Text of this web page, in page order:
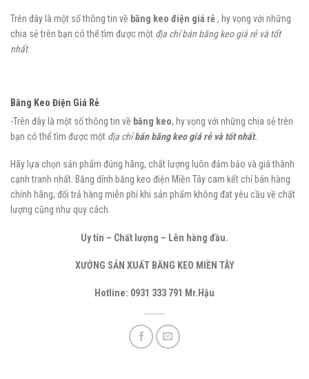
Trên đây là một số thông tin về băng keo điện giá rẻ, hy vọng với những
chia sẻ trên bạn có thể tìm được một địa chỉ bán băng keo giá rẻ và tốt
nhất.
Băng Keo Điện Giá Rẻ
-Trên đây là một số thông tin về băng keo, hy vọng với những chia sẻ trên
bạn có thể tìm được một địa chỉbán băng keo giá rẻ và tốt nhất.
Hãy lựa chọn sản phẩm đúng hãng, chất lượng luôn đảm bảo và giá thành
cạnh tranh nhất. Băng dính băng keo điện Miền Tây cam kết chỉ bán hàng
chính hãng, đổi trả hàng miễn phí khi sản phẩm không đat yêu cầu về chất
lượng cũng như quy cách.
Uy tín – Chất lượng – Lên hàng đầu.
XƯỚNG SẢN XUẤT BĂNG KEO MIỀN TÂY
Hotline: 0931 333 791 Mr.Hậu